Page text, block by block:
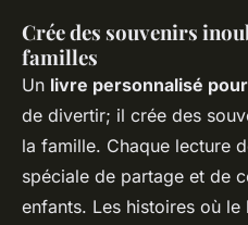
Crée des souvenirs
familles
Un livre personnalisé
de divertir; il crée des
la famille. Chaque lecture
spéciale de partage et de
enfants. Les histoires où